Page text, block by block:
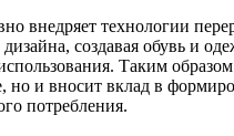
внедряет технологии
создавая обувь и
Таким
но и вносит вклад в
потребления.